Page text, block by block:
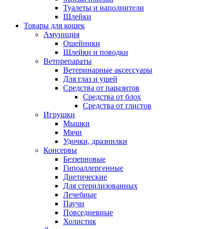
Туалеты и наполнители
Шлейки
Товары для кошек
Амуниция
Ошейники
Шлейки и поводки
Ветпрепараты
Ветеринарные аксессуары
Для глаз и ушей
Средства от паразитов
Средства от блох
Средства от глистов
Игрушки
Мышки
Мячи
Удочки, дразнилки
Консервы
Беззерновые
Гипоаллергенные
Диетические
Для стерилизованных
Лечебные
Паучи
Повседневные
Холистик